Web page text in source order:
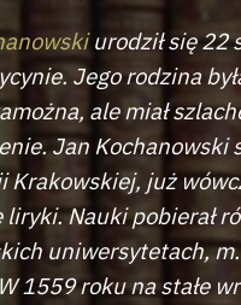
urodził się
Jego rodzina
ale miał
Jan Kochanowski
Krakowskiej, już
liryki. Nauki pobierał
uniwersytetach,
1559 roku na stałe